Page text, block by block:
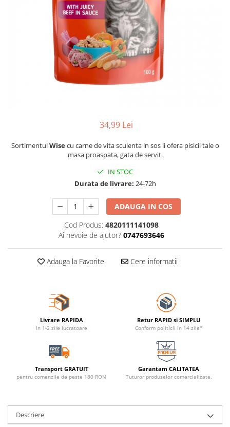
34,99 Lei
SortimentulWisecu carne de vita sculenta in sos ii ofera pisicii tale o
masa proaspata, gata de servit.
IN STOC
Durata de livrare: 24-72h
ADAUGA IN COS
Cod Produs: 4820111141098
Ai nevoie de ajutor? 0747693646
Adauga la Favorite Cere informatii
Livrare RAPIDA
in 1-2 zile lucratoare
Retur RAPID si SIMPLU
Conform politicii in 14 zile*
Transport GRATUIT
pentru comenzile de peste 180 RON
Garantam CALITATEA
Tuturor produselor comercializate.
Descriere